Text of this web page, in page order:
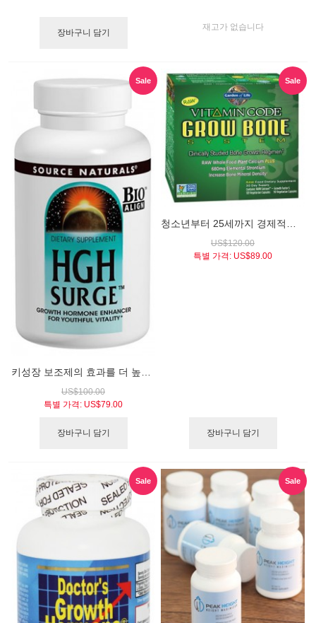
장바구니 담기
재고가 없습니다
Sale
US$100.00
특별 가격: US$79.00
장바구니 담기
Sale
청소년부터 25세까지 경제적인 키성장 프로그램 / 그로우본 시스템 (GROW BONE® SYSTEM)
US$120.00
특별 가격: US$89.00
장바구니 담기
Sale Sale